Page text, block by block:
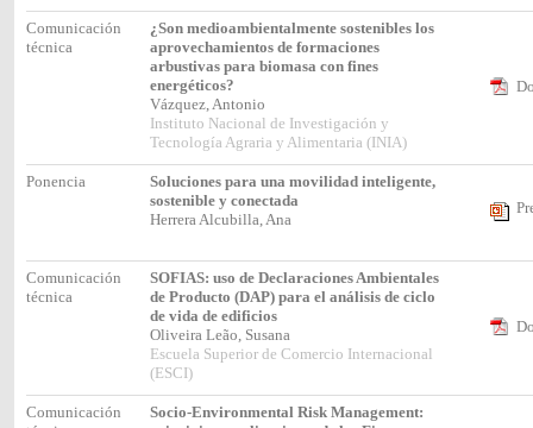
Comunicación
técnica
¿Son medioambientalmente sostenibles los
aprovechamientos de formaciones
arbustivas para biomasa con fines
energéticos?
Vázquez, Antonio
Instituto Nacional de Investigación y
Tecnología Agraria y Alimentaria (INIA)
Ponencia
Soluciones para una movilidad inteligente,
sostenible y conectada
Herrera Alcubilla, Ana
Comunicación
técnica
SOFIAS: uso de Declaraciones Ambientales
de Producto (DAP) para el análisis de ciclo
de vida de edificios
Oliveira Leão, Susana
Escuela Superior de Comercio Internacional
(ESCI)
Comunicación
Socio-Environmental Risk Management: